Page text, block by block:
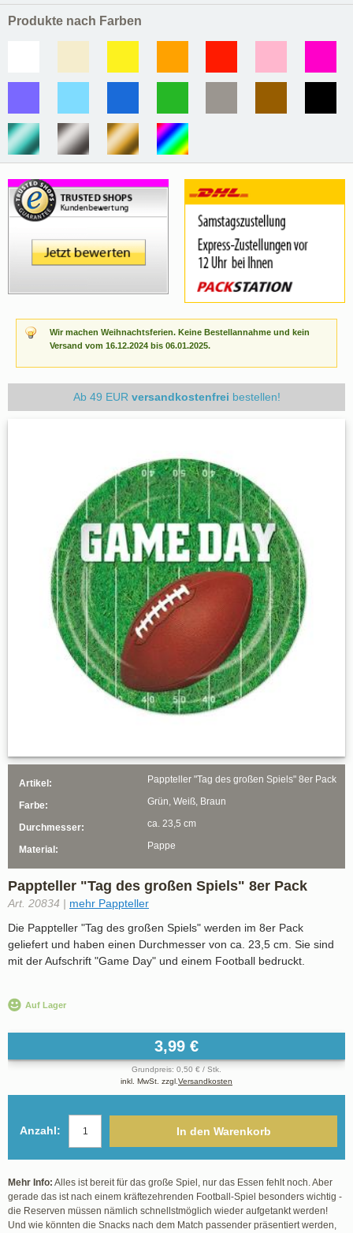
Wir machen Weihnachtsferien. Keine Bestellannahme und kein
Versand vom 16.12.2024 bis 06.01.2025.
Pappteller "Tag des großen Spiels" 8er Pack
Art. 20834 | mehr Pappteller
Die Pappteller "Tag des großen Spiels" werden im 8er Pack
geliefert und haben einen Durchmesser von ca. 23,5 cm. Sie sind
mit der Aufschrift "Game Day" und einem Football bedruckt.
Auf Lager
3,99 €
Grundpreis: 0,50 € / Stk.
inkl. MwSt. zzgl. Versandkosten
Anzahl: In den Warenkorb
Mehr Info: Alles ist bereit für das große Spiel, nur das Essen fehlt noch. Aber
gerade das ist nach einem kräftezehrenden Football-Spiel besonders wichtig -
die Reserven müssen nämlich schnellstmöglich wieder aufgetankt werden!
Und wie könnten die Snacks nach dem Match passender präsentiert werden,
Ab 49 EUR versandkostenfrei bestellen!
Artikel: Pappteller "Tag des großen Spiels" 8er Pack
Farbe: Grün, Weiß, Braun
Durchmesser: ca. 23,5 cm
Material: Pappe
Produkte nach Farben